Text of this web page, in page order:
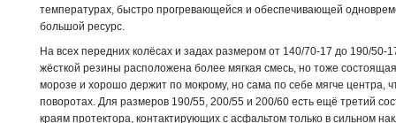
температурах, быстро прогревающейся и обеспечивающей
большой ресурс.
На всех передних колёсах и задах размером от 140/70-17 до 190/50-
жёсткой резины расположена более мягкая смесь, но тоже
морозе и хорошо держит по мокрому, но сама по себе мягче центра,
поворотах. Для размеров 190/55, 200/55 и 200/60 есть ещё третий
краям протектора, контактирующих с асфальтом только в сильном